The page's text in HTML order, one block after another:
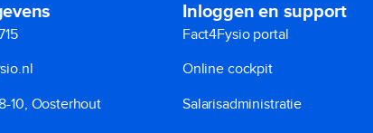
10, Oosterhout
Inloggen en support
Fact4Fysio portal
Online cockpit
Salarisadministratie